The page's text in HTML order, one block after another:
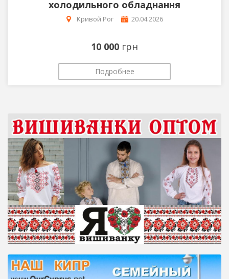
холодильного обладнання
Кривой Рог 20.04.2026
10 000 грн
Подробнее